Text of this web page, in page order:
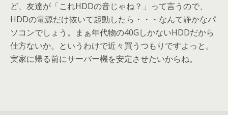
ど、友達が「これHDDの音じゃね？」って言うので、
HDDの電源だけ抜いて起動したら・・・なんて静かなパ
ソコンでしょう。まぁ年代物の40GしかないHDDだから
仕方ないか。というわけで近々買うつもりですよっと。
実家に帰る前にサーバー機を安定させたいからね。